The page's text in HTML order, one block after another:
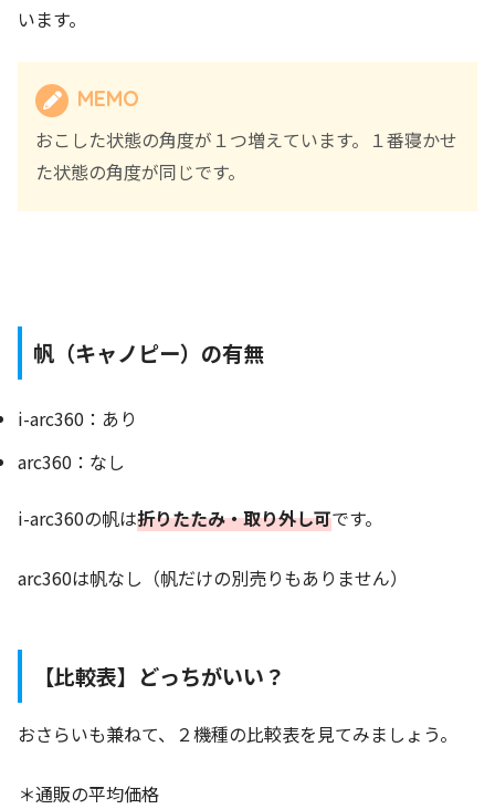
います。
MEMO
おこした状態の角度が１つ増えています。１番寝かせ
た状態の角度が同じです。
帆（キャノピー）の有無
i-arc360：あり
arc360：なし
i-arc360の帆は折りたたみ・取り外し可です。
arc360は帆なし（帆だけの別売りもありません）
【比較表】どっちがいい？
おさらいも兼ねて、２機種の比較表を見てみましょう。
＊通販の平均価格